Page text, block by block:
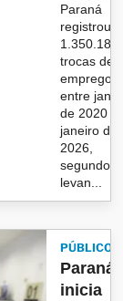
Paraná
registrou
1.350.183
trocas de
emprego
entre
de 2020 e
janeiro de
2026,
segundo
levan...
PÚBLICO
Paraná
inicia